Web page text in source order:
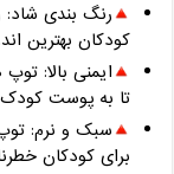
رنگ‌ بندی شاد:
کودکان بهترین
ایمنی بالا:
تا به پوست کودک
سبک و نرم:
برای کودکان